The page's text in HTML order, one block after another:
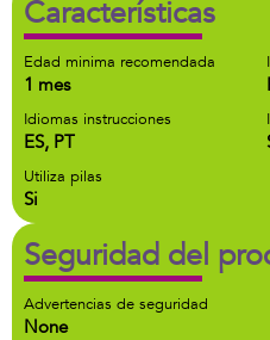
Características
Edad minima recomendada
1 mes
Idiomas instrucciones
ES, PT
Utiliza pilas
Si
Seguridad del
Advertencias de seguridad
None